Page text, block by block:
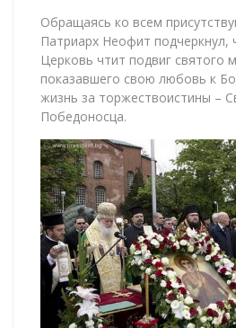
Обращаясь ко всем
Патриарх Неофит подчеркнул,
Церковь чтит подвиг святого
показавшего свою любовь к
жизнь за торжествоистины –
Победоносца.